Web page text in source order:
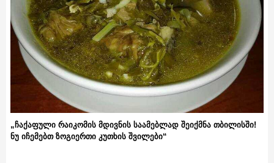
„ჩაქაფული რაიკომის მდივნის საამებლად შეიქმნა თბილისში!
ნუ იჩემებთ ზოგიერთი კუთხის შვილები“